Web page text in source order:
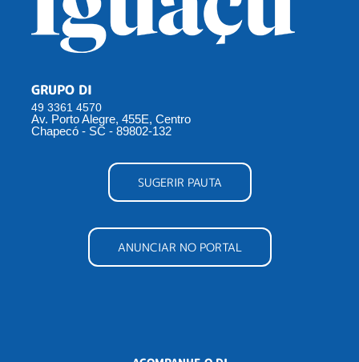
GRUPO DI
49 3361 4570
Av. Porto Alegre, 455E, Centro
Chapecó - SC - 89802-132
SUGERIR PAUTA
ANUNCIAR NO PORTAL